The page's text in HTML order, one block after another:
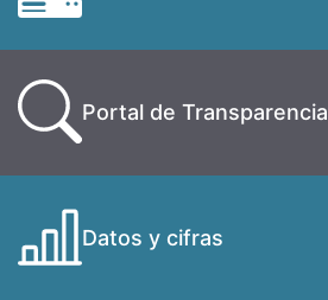
Portal de Transparencia
Datos y cifras